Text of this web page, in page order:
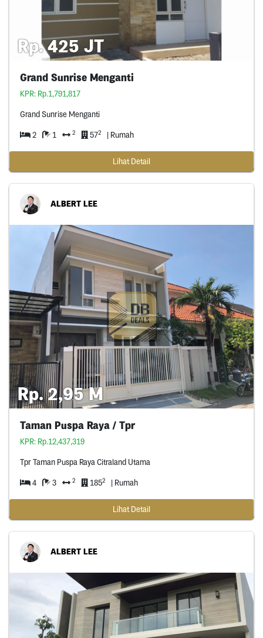
Rp. 425 JT
Grand Sunrise Menganti
KPR: Rp.1,791,817
Grand Sunrise Menganti
2 1 2 572 | Rumah
Lihat Detail
ALBERT LEE
Rp. 2,95 M
Taman Puspa Raya / Tpr
KPR: Rp.12,437,319
Tpr Taman Puspa Raya Citraland Utama
4 3 2 1852 | Rumah
Lihat Detail
ALBERT LEE